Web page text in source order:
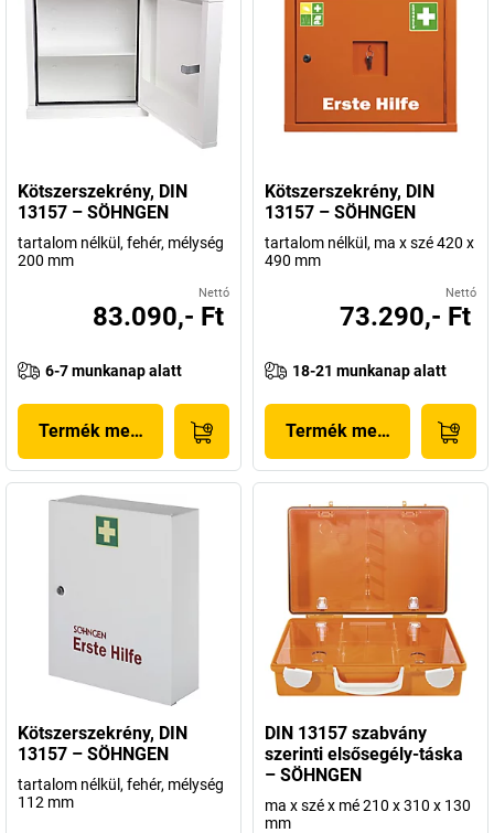
Kötszerszekrény, DIN
13157 – SÖHNGEN
tartalom nélkül, fehér, mélység
200 mm
Nettó
83.090,- Ft
6-7 munkanap alatt
Termék megjelenítése
Kötszerszekrény, DIN
13157 – SÖHNGEN
tartalom nélkül, ma x szé 420 x
490 mm
Nettó
73.290,- Ft
18-21 munkanap alatt
Termék megjelenítése
Kötszerszekrény, DIN
13157 – SÖHNGEN
tartalom nélkül, fehér, mélység
112 mm
DIN 13157 szabvány
szerinti elsősegély-táska
– SÖHNGEN
ma x szé x mé 210 x 310 x 130
mm